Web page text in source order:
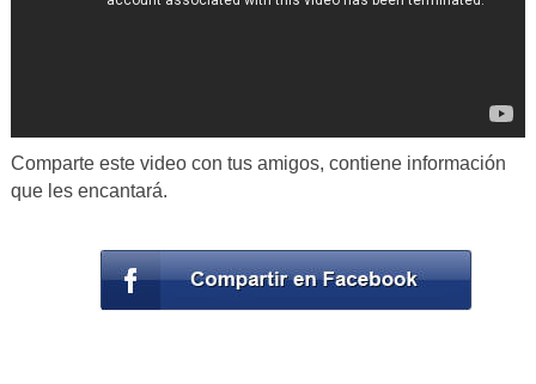
Comparte este video con tus amigos, contiene información
que les encantará.